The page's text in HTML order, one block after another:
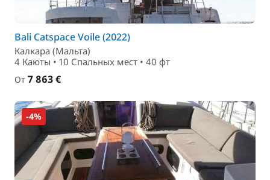
Bali Catspace Voile (2022)
Калкара (Мальта)
4 Каюты • 10 Спальныx мест • 40 фт
От 7 863 €
-4%